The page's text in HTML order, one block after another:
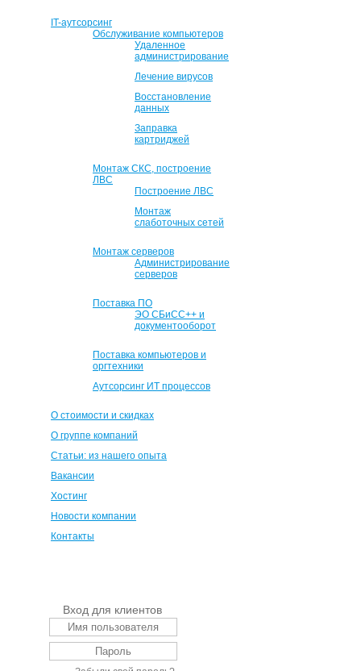
IT-аутсорсинг
Обслуживание компьютеров
Удаленное
администрирование
Лечение вирусов
Восстановление
данных
Заправка
картриджей
Монтаж СКС, построение
ЛВС
Построение ЛВС
Монтаж
слаботочных сетей
Монтаж серверов
Администрирование
серверов
Поставка ПО
ЭО СБиСС++ и
документооборот
Поставка компьютеров и
оргтехники
Аутсорсинг ИТ процессов
О стоимости и скидках
О группе компаний
Статьи: из нашего опыта
Вакансии
Хостинг
Новости компании
Контакты
Вход для клиентов